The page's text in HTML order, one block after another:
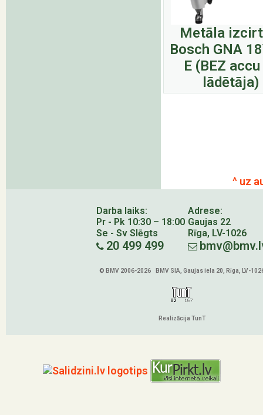
Metāla
Bosch GNA
E (BEZ
lādētāja)
^ uz
Darba laiks:
Pr - Pk 10:30 – 18:00
Se - Sv Slēgts
20 499 499
Adrese:
Gaujas 22
Rīga, LV-1026
© BMV 2006-2026 BMV SIA, Gaujas iela 20, Rīga, LV-
Realizācija TunT